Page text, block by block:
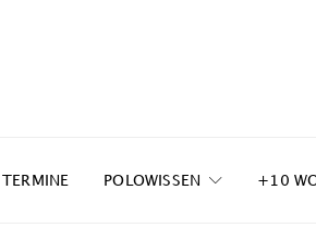
TERMINE POLOWISSEN +10